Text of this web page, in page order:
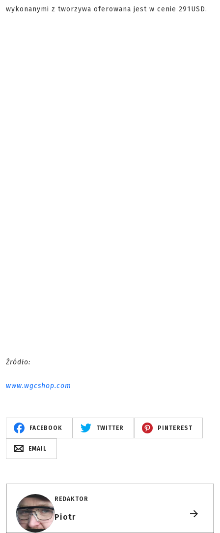
wykonanymi z tworzywa oferowana jest w cenie 291USD.
Źródło:
www.wgcshop.com
FACEBOOK TWITTER PINTEREST
EMAIL
REDAKTOR
Piotr